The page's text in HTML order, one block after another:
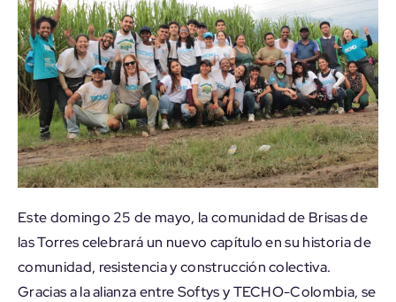
Este domingo 25 de mayo, la comunidad de Brisas de
las Torres celebrará un nuevo capítulo en su historia de
comunidad, resistencia y construcción colectiva.
Gracias a la alianza entre Softys y TECHO-Colombia, se